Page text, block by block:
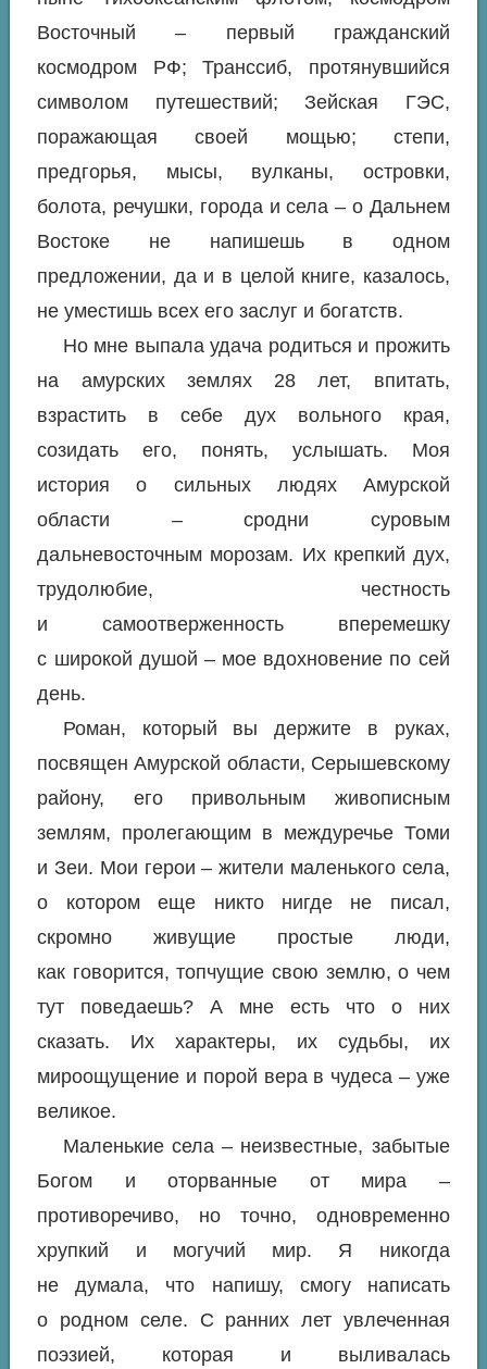
Восточный – первый гражданский
космодром РФ; Транссиб, протянувшийся
символом путешествий; Зейская ГЭС,
поражающая своей мощью; степи,
предгорья, мысы, вулканы, островки,
болота, речушки, города и села – о Дальнем
Востоке не напишешь в одном
предложении, да и в целой книге, казалось,
не уместишь всех его заслуг и богатств.
Но мне выпала удача родиться и прожить
на амурских землях 28 лет, впитать,
взрастить в себе дух вольного края,
созидать его, понять, услышать. Моя
история о сильных людях Амурской
области – сродни суровым
дальневосточным морозам. Их крепкий дух,
трудолюбие, честность
и самоотверженность вперемешку
с широкой душой – мое вдохновение по сей
день.
Роман, который вы держите в руках,
посвящен Амурской области, Серышевскому
району, его привольным живописным
землям, пролегающим в междуречье Томи
и Зеи. Мои герои – жители маленького села,
о котором еще никто нигде не писал,
скромно живущие простые люди,
как говорится, топчущие свою землю, о чем
тут поведаешь? А мне есть что о них
сказать. Их характеры, их судьбы, их
мироощущение и порой вера в чудеса – уже
великое.
Маленькие села – неизвестные, забытые
Богом и оторванные от мира –
противоречиво, но точно, одновременно
хрупкий и могучий мир. Я никогда
не думала, что напишу, смогу написать
о родном селе. С ранних лет увлеченная
поэзией, которая и выливалась